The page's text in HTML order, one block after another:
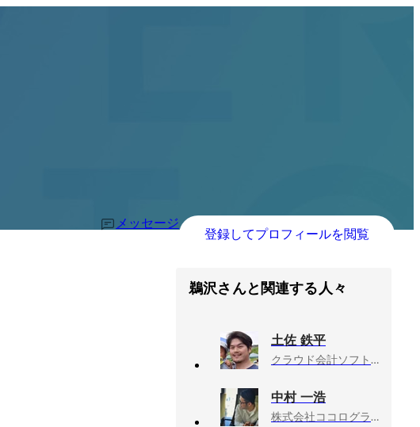
メッセージ
登録してプロフィールを閲覧
鵜沢さんと関連する人々
土佐 鉄平
クラウド会計ソフトfreee(フリー), 執行役員 CIO
中村 一浩
株式会社ココログラフ, 代表取締役